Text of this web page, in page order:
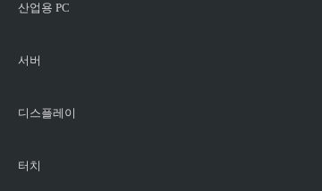
산업용 PC
서버
디스플레이
터치